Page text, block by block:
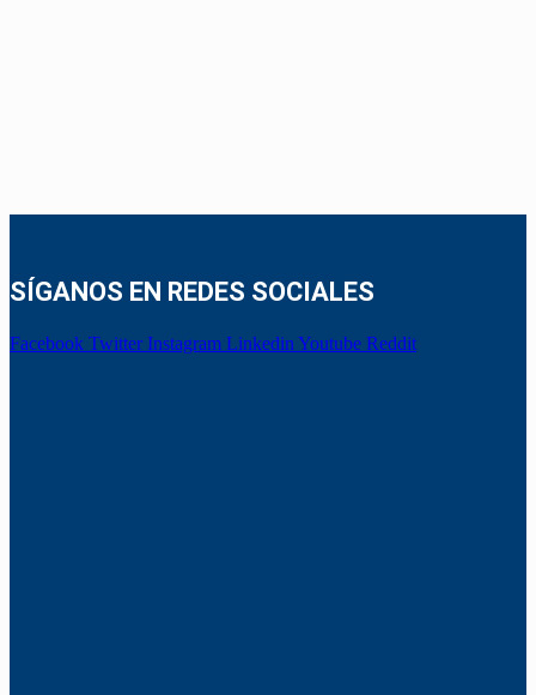
SÍGANOS EN REDES SOCIALES
Facebook Twitter Instagram Linkedin Youtube Reddit